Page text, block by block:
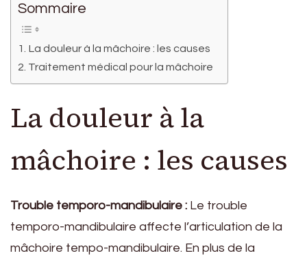
Sommaire
La douleur à la mâchoire : les causes
Traitement médical pour la mâchoire
La douleur à la
mâchoire : les causes
Trouble temporo-mandibulaire : Le trouble
temporo-mandibulaire affecte l’articulation de la
mâchoire tempo-mandibulaire. En plus de la